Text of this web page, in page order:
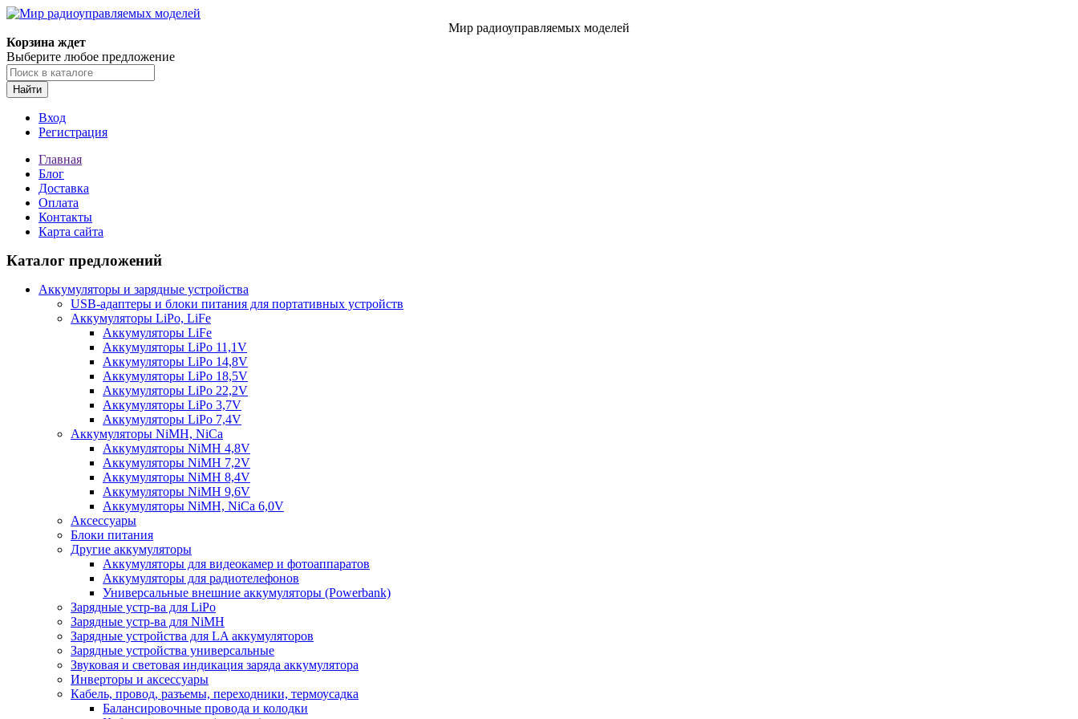
Мир радиоуправляемых моделей
Корзина ждет
Выберите любое предложение
Найти
Вход
Регистрация
Главная
Блог
Доставка
Оплата
Контакты
Карта сайта
Каталог предложений
Аккумуляторы и зарядные устройства
USB-адаптеры и блоки питания для портативных устройств
Аккумуляторы LiPo, LiFe
Аккумуляторы LiFe
Аккумуляторы LiPo 11,1V
Аккумуляторы LiPo 14,8V
Аккумуляторы LiPo 18,5V
Аккумуляторы LiPo 22,2V
Аккумуляторы LiPo 3,7V
Аккумуляторы LiPo 7,4V
Аккумуляторы NiMH, NiCa
Аккумуляторы NiMH 4,8V
Аккумуляторы NiMH 7,2V
Аккумуляторы NiMH 8,4V
Аккумуляторы NiMH 9,6V
Аккумуляторы NiMH, NiCa 6,0V
Аксессуары
Блоки питания
Другие аккумуляторы
Аккумуляторы для видеокамер и фотоаппаратов
Аккумуляторы для радиотелефонов
Универсальные внешние аккумуляторы (Powerbank)
Зарядные устр-ва для LiPo
Зарядные устр-ва для NiMH
Зарядные устройства для LA аккумуляторов
Зарядные устройства универсальные
Звуковая и световая индикация заряда аккумулятора
Инверторы и аксессуары
Кабель, провод, разъемы, переходники, термоусадка
Балансировочные провода и колодки